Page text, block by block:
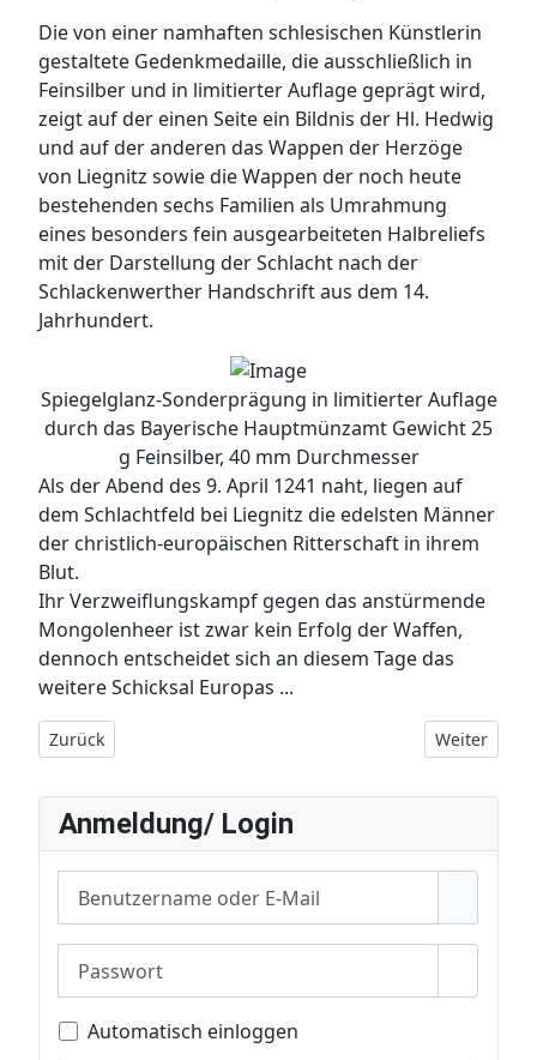
Anmeldung/ Login
Automatisch einloggen
Die von einer namhaften schlesischen Künstlerin
gestaltete Gedenkmedaille, die ausschließlich in
Feinsilber und in limitierter Auflage geprägt wird,
zeigt auf der einen Seite ein Bildnis der Hl. Hedwig
und auf der anderen das Wappen der Herzöge
von Liegnitz sowie die Wappen der noch heute
bestehenden sechs Familien als Umrahmung
eines besonders fein ausgearbeiteten Halbreliefs
mit der Darstellung der Schlacht nach der
Schlackenwerther Handschrift aus dem 14.
Jahrhundert.
Spiegelglanz-Sonderprägung in limitierter Auflage
durch das Bayerische Hauptmünzamt Gewicht 25
g Feinsilber, 40 mm Durchmesser
Als der Abend des 9. April 1241 naht, liegen auf
dem Schlachtfeld bei Liegnitz die edelsten Männer
der christlich-europäischen Ritterschaft in ihrem
Blut.
Ihr Verzweiflungskampf gegen das anstürmende
Mongolenheer ist zwar kein Erfolg der Waffen,
dennoch entscheidet sich an diesem Tage das
weitere Schicksal Europas ...
Vorheriger Beitrag: Vettern von Wahlstatt
Zurück Nächster
Weiter